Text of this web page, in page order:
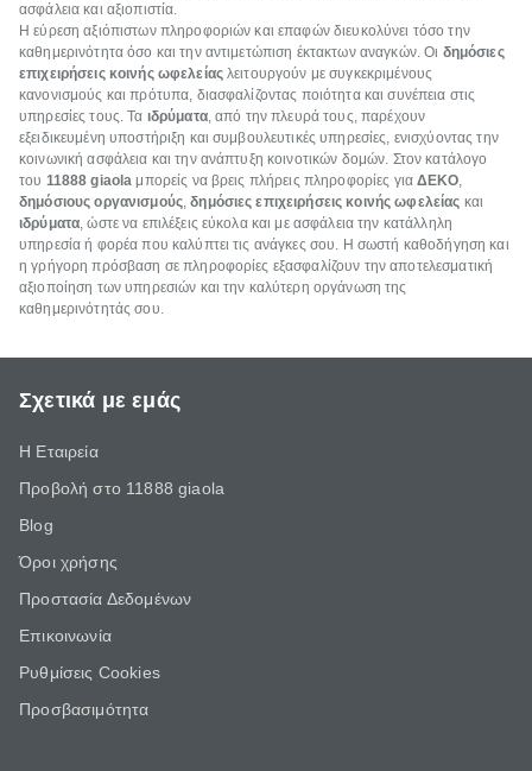
ασφάλεια και αξιοπιστία.
Η εύρεση αξιόπιστων πληροφοριών και επαφών διευκολύνει τόσο την
καθημερινότητα όσο και την αντιμετώπιση έκτακτων αναγκών. Οι δημόσιες
επιχειρήσεις κοινής ωφελείαςλειτουργούν με συγκεκριμένους
κανονισμούς και πρότυπα, διασφαλίζοντας ποιότητα και συνέπεια στις
υπηρεσίες τους. Τα ιδρύματα, από την πλευρά τους, παρέχουν
εξειδικευμένη υποστήριξη και συμβουλευτικές υπηρεσίες, ενισχύοντας την
κοινωνική ασφάλεια και την ανάπτυξη κοινοτικών δομών. Στον κατάλογο
του 11888giaola μπορείς να βρεις πλήρεις πληροφορίες γιαΔΕΚΟ,
δημόσιους οργανισμούς,δημόσιες επιχειρήσεις κοινής ωφελείας και
ιδρύματα, ώστε να επιλέξεις εύκολα και με ασφάλεια την κατάλληλη
υπηρεσία ή φορέα που καλύπτει τις ανάγκες σου. Η σωστή καθοδήγηση και
η γρήγορη πρόσβαση σε πληροφορίες εξασφαλίζουν την αποτελεσματική
αξιοποίηση των υπηρεσιών και την καλύτερη οργάνωση της
καθημερινότητάς σου.
Σχετικά με εμάς
Η Εταιρεία
Προβολή στο 11888 giaola
Blog
Όροι χρήσης
Προστασία Δεδομένων
Επικοινωνία
Ρυθμίσεις Cookies
Προσβασιμότητα